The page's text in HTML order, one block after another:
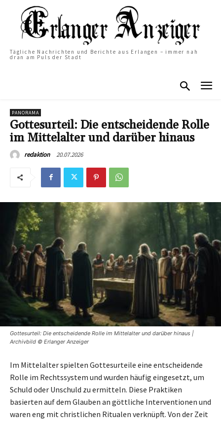
Tägliche Nachrichten und Berichte aus Erlangen – immer nah
dran am Puls der Stadt
PANORAMA
Gottesurteil: Die entscheidende Rolle
im Mittelalter und darüber hinaus
redaktion 20.07.2026
Gottesurteil: Die entscheidende Rolle im Mittelalter und darüber hinaus |
Archivbild © Erlanger Anzeiger
Im Mittelalter spielten Gottesurteile eine entscheidende
Rolle im Rechtssystem und wurden häufig eingesetzt, um
Schuld oder Unschuld zu ermitteln. Diese Praktiken
basierten auf dem Glauben an göttliche Interventionen und
waren eng mit christlichen Ritualen verknüpft. Von der Zeit